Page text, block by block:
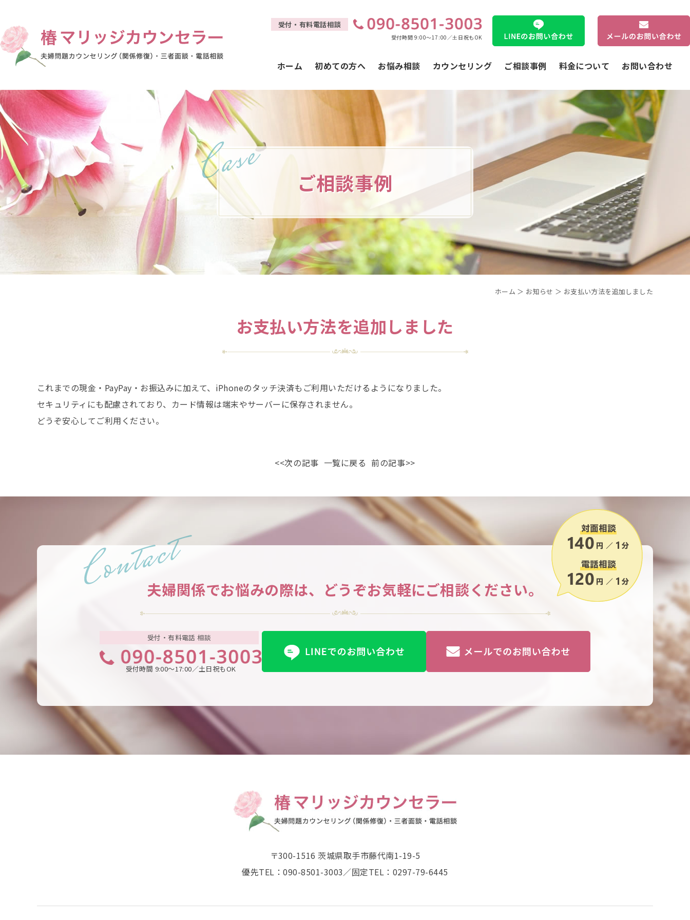
受付・有料電話相談
受付時間 9:00～17:00／土日祝もOK
ホーム 初めての方へ お悩み相談 カウンセリング ご相談事例 料金について お問い合わせ
ご相談事例
ホーム ＞ お知らせ ＞ お支払い方法を追加しました
お支払い方法を追加しました
これまでの現金・PayPay・お振込みに加えて、iPhoneのタッチ決済もご利用いただけるようになりました。
セキュリティにも配慮されており、カード情報は端末やサーバーに保存されません。
どうぞ安心してご利用ください。
<<次の記事 一覧に戻る 前の記事>>
夫婦関係でお悩みの際は、 どうぞお気軽にご相談ください。
受付・有料電話 相談
受付時間 9:00～17:00／土日祝もOK
〒300-1516 茨城県取手市藤代南1-19-5
優先TEL：090-8501-3003／固定TEL：0297-79-6445